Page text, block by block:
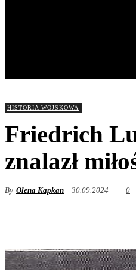
HISTORIA WOJSKOWA
Friedrich
znalazł
By Olena Kapkan 30.09.2024 0